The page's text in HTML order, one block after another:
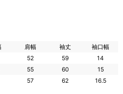
肩幅 袖丈
袖口幅
52 59
14
55 60
15
57 62 16.5